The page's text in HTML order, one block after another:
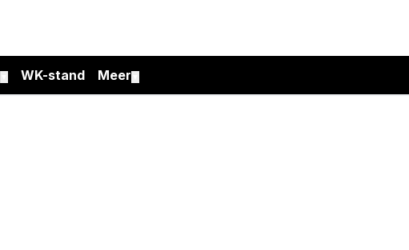
WK-stand Meer